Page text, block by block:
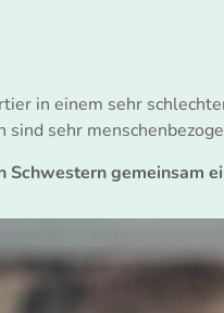
in einem sehr
sehr
gemeinsam